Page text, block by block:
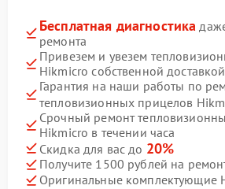
Бесплатная диагностика
ремонта
Привезем и увезем
Hikmicro собственной доставкой
Гарантия на наши работы по
тепловизионных прицелов
Срочный ремонт
Hikmicro в течении часа
Скидка для вас до 20%
Получите 1500 рублей на
Оригинальные комплектующие